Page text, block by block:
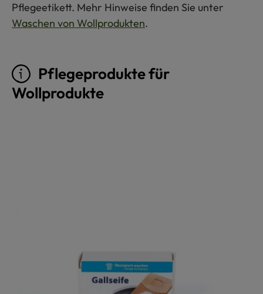
Pflegeetikett. Mehr Hinweise finden Sie unter
Waschen von Wollprodukten.
Pflegeprodukte für
Wollprodukte